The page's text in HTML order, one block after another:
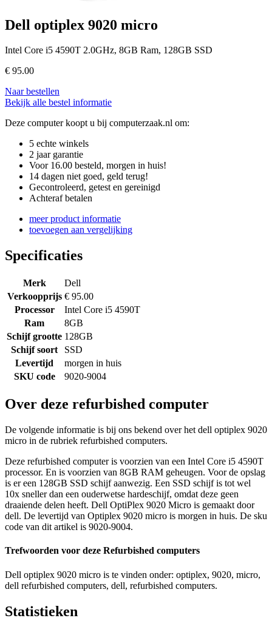
Dell optiplex 9020 micro
Intel Core i5 4590T 2.0GHz, 8GB Ram, 128GB SSD
€ 95.00
Naar bestellen
Bekijk alle bestel informatie
Deze computer koopt u bij computerzaak.nl om:
5 echte winkels
2 jaar garantie
Voor 16.00 besteld, morgen in huis!
14 dagen niet goed, geld terug!
Gecontroleerd, getest en gereinigd
Achteraf betalen
meer product informatie
toevoegen aan vergelijking
Specificaties
Merk
Dell
Verkoopprijs € 95.00
Processor
Intel Core i5 4590T
Ram
8GB
Schijf grootte 128GB
Schijf soort
SSD
Levertijd
morgen in huis
SKU code
9020-9004
Over deze refurbished computer
De volgende informatie is bij ons bekend over het dell optiplex 9020
micro in de rubriek refurbished computers.
Deze refurbished computer is voorzien van een Intel Core i5 4590T
processor. En is voorzien van 8GB RAM geheugen. Voor de opslag
is er een 128GB SSD schijf aanwezig. Een SSD schijf is tot wel
10x sneller dan een ouderwetse hardeschijf, omdat deze geen
draaiende delen heeft. Dell OptiPlex 9020 Micro is gemaakt door
dell. De levertijd van Optiplex 9020 micro is morgen in huis. De sku
code van dit artikel is 9020-9004.
Trefwoorden voor deze Refurbished computers
Dell optiplex 9020 micro is te vinden onder: optiplex, 9020, micro,
dell refurbished computers, dell, refurbished computers.
Statistieken